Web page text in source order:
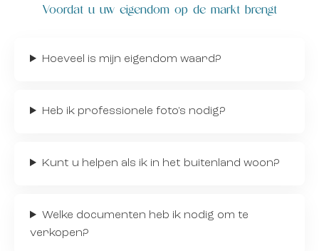
Voordat u uw eigendom op de markt brengt
Hoeveel is mijn eigendom waard?
Heb ik professionele foto's nodig?
Kunt u helpen als ik in het buitenland woon?
Welke documenten heb ik nodig om te
verkopen?